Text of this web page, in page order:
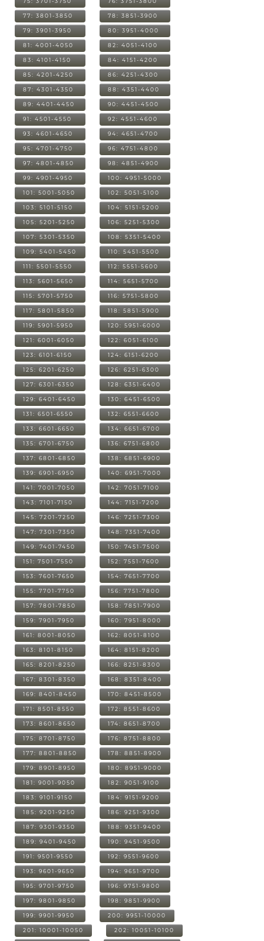
77: 3801-3850 78: 3851-3900
79: 3901-3950 80: 3951-4000
81: 4001-4050 82: 4051-4100
83: 4101-4150 84: 4151-4200
85: 4201-4250 86: 4251-4300
87: 4301-4350 88: 4351-4400
89: 4401-4450 90: 4451-4500
91: 4501-4550 92: 4551-4600
93: 4601-4650 94: 4651-4700
95: 4701-4750 96: 4751-4800
97: 4801-4850 98: 4851-4900
99: 4901-4950 100: 4951-5000
101: 5001-5050 102: 5051-5100
103: 5101-5150 104: 5151-5200
105: 5201-5250 106: 5251-5300
107: 5301-5350 108: 5351-5400
109: 5401-5450 110: 5451-5500
111: 5501-5550 112: 5551-5600
113: 5601-5650 114: 5651-5700
115: 5701-5750 116: 5751-5800
117: 5801-5850 118: 5851-5900
119: 5901-5950 120: 5951-6000
121: 6001-6050 122: 6051-6100
123: 6101-6150 124: 6151-6200
125: 6201-6250 126: 6251-6300
127: 6301-6350 128: 6351-6400
129: 6401-6450 130: 6451-6500
131: 6501-6550 132: 6551-6600
133: 6601-6650 134: 6651-6700
135: 6701-6750 136: 6751-6800
137: 6801-6850 138: 6851-6900
139: 6901-6950 140: 6951-7000
141: 7001-7050 142: 7051-7100
143: 7101-7150 144: 7151-7200
145: 7201-7250 146: 7251-7300
147: 7301-7350 148: 7351-7400
149: 7401-7450 150: 7451-7500
151: 7501-7550 152: 7551-7600
153: 7601-7650 154: 7651-7700
155: 7701-7750 156: 7751-7800
157: 7801-7850 158: 7851-7900
159: 7901-7950 160: 7951-8000
161: 8001-8050 162: 8051-8100
163: 8101-8150 164: 8151-8200
165: 8201-8250 166: 8251-8300
167: 8301-8350 168: 8351-8400
169: 8401-8450 170: 8451-8500
171: 8501-8550 172: 8551-8600
173: 8601-8650 174: 8651-8700
175: 8701-8750 176: 8751-8800
177: 8801-8850 178: 8851-8900
179: 8901-8950 180: 8951-9000
181: 9001-9050 182: 9051-9100
183: 9101-9150 184: 9151-9200
185: 9201-9250 186: 9251-9300
187: 9301-9350 188: 9351-9400
189: 9401-9450 190: 9451-9500
191: 9501-9550 192: 9551-9600
193: 9601-9650 194: 9651-9700
195: 9701-9750 196: 9751-9800
197: 9801-9850 198: 9851-9900
199: 9901-9950 200: 9951-10000
201: 10001-10050 202: 10051-10100